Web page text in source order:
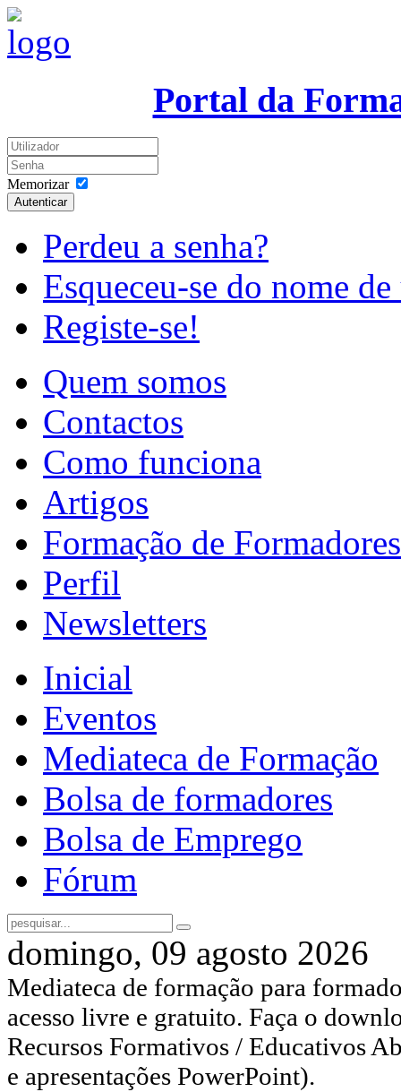
Portal da
Memorizar
Autenticar
Perdeu a senha?
Esqueceu-se do nome
Registe-se!
Quem somos
Contactos
Como funciona
Artigos
Formação de Formadores
Perfil
Newsletters
Inicial
Eventos
Mediateca de Formação
Bolsa de formadores
Bolsa de Emprego
Fórum
domingo, 09 agosto 2026
Mediateca de formação para
acesso livre e gratuito. Faça o
Recursos Formativos / Educativos
e apresentações PowerPoint).